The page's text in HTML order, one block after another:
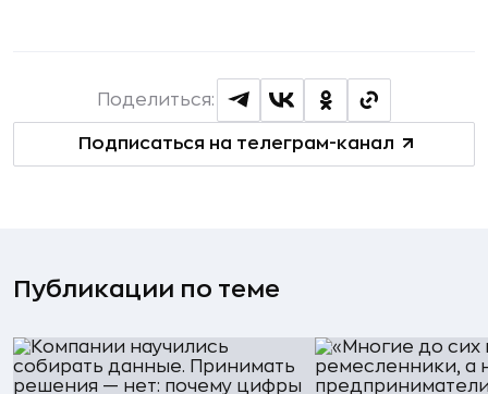
Подписаться на телеграм-канал
Поделиться:
Публикации по теме